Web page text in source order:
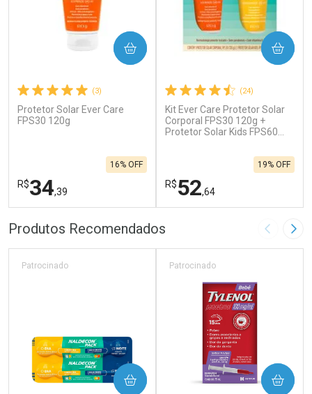
(3)
Protetor Solar Ever Care
FPS30 120g
R$34,39
16% OFF
COMPRAR
FECHAR
Laboratório
FECHAR
Por Menos
(24)
Kit Ever Care Protetor Solar
Corporal FPS30 120g +
Protetor Solar Kids FPS60
R$52,64
19% OFF
COMPRAR
Laboratório
Por Menos
Produtos Recomendados Imagem
Patrocinado
COMPRAR
Patrocinado
COMPRAR